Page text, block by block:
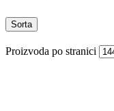
Sorta
Proizvoda po stranici